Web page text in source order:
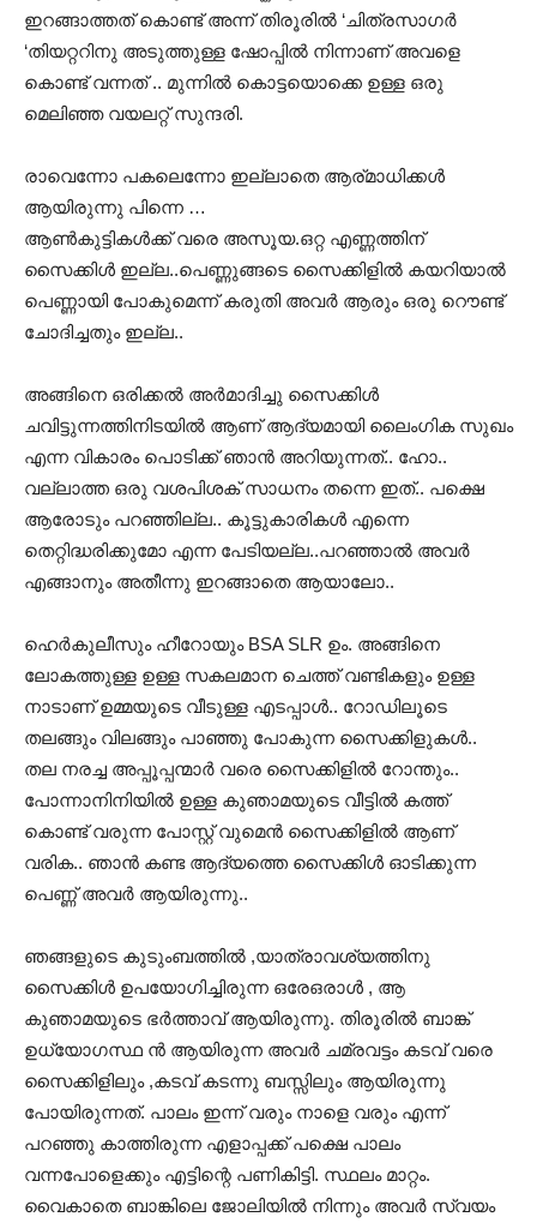
ഇറങ്ങാത്തത് കൊണ്ട് അന്ന് തിരൂരില്‍ ‘ചിത്രസാഗര്‍
‘തിയറ്ററിനു അടുത്തുള്ള ഷോപ്പില്‍ നിന്നാണ് അവളെ
കൊണ്ട് വന്നത് .. മുന്നില്‍ കൊട്ടയൊക്കെ ഉള്ള ഒരു
മെലിഞ്ഞ വയലറ്റ് സുന്ദരി.
രാവെന്നോ പകലെന്നോ ഇല്ലാതെ ആര്മാധിക്കള്‍
ആയിരുന്നു പിന്നെ …
ആണ്‍കുട്ടികള്‍ക്ക് വരെ അസൂയ.ഒറ്റ എണ്ണത്തിന്
സൈക്കിള്‍ ഇല്ല..പെണ്ണുങ്ങടെ സൈക്കിളില്‍ കയറിയാല്‍
പെണ്ണായി പോകുമെന്ന് കരുതി അവര്‍ ആരും ഒരു റൌണ്ട്
ചോദിച്ചതും ഇല്ല..
അങ്ങിനെ ഒരിക്കല്‍ അർമാദിച്ചു സൈക്കിള്‍
ചവിട്ടുന്നത്തിനിടയില്‍ ആണ് ആദ്യമായി ലൈംഗിക സുഖം
എന്ന വികാരം പൊടിക്ക് ഞാൻ അറിയുന്നത്.. ഹോ..
വല്ലാത്ത ഒരു വശപിശക്‌ സാധനം തന്നെ ഇത്.. പക്ഷെ
ആരോടും പറഞ്ഞില്ല.. കൂട്ടുകാരികള്‍ എന്നെ
തെറ്റിദ്ധരിക്കുമോ എന്ന പേടിയല്ല..പറഞ്ഞാല്‍ അവര്‍
എങ്ങാനും അതീന്നു ഇറങ്ങാതെ ആയാലോ..
ഹെര്‍കുലീസും ഹീറോയും BSA SLR ഉം. അങ്ങിനെ
ലോകത്തുള്ള ഉള്ള സകലമാന ചെത്ത് വണ്ടികളും ഉള്ള
നാടാണ് ഉമ്മയുടെ വീടുള്ള എടപ്പാള്‍.. റോഡിലൂടെ
തലങ്ങും വിലങ്ങും പാഞ്ഞു പോകുന്ന സൈക്കിളുകള്‍..
തല നരച്ച അപ്പൂപ്പന്മാര്‍ വരെ സൈക്കിളില്‍ റോന്തും..
പോന്നാനിനിയില്‍ ഉള്ള കുഞാമയുടെ വീട്ടില്‍ കത്ത്
കൊണ്ട് വരുന്ന പോസ്റ്റ്‌ വുമെന്‍ സൈക്കിളില്‍ ആണ്
വരിക.. ഞാന്‍ കണ്ട ആദ്യത്തെ സൈക്കിള്‍ ഓടിക്കുന്ന
പെണ്ണ് അവര്‍ ആയിരുന്നു..
ഞങ്ങളുടെ കുടുംബത്തില്‍ ,യാത്രാവശ്യത്തിനു
സൈക്കിള്‍ ഉപയോഗിച്ചിരുന്ന ഒരേഒരാള്‍ , ആ
കുഞാമയുടെ ഭര്‍ത്താവ് ആയിരുന്നു. തിരൂരില്‍ ബാങ്ക്
ഉധ്യോഗസ്ഥ ന്‍ ആയിരുന്ന അവര്‍ ചമ്രവട്ടം കടവ് വരെ
സൈക്കിളിലും ,കടവ് കടന്നു ബസ്സിലും ആയിരുന്നു
പോയിരുന്നത്. പാലം ഇന്ന് വരും നാളെ വരും എന്ന്
പറഞ്ഞു കാത്തിരുന്ന എളാപ്പക്ക് പക്ഷെ പാലം
വന്നപോളെക്കും എട്ടിന്റെ പണികിട്ടി. സ്ഥലം മാറ്റം.
വൈകാതെ ബാങ്കിലെ ജോലിയില്‍ നിന്നും അവര്‍ സ്വയം